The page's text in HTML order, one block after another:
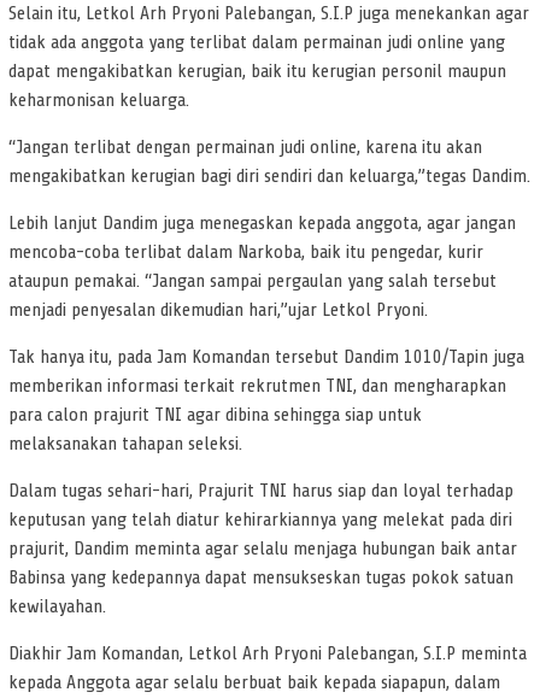
Selain itu, Letkol Arh Pryoni Palebangan, S.I.P juga menekankan agar
tidak ada anggota yang terlibat dalam permainan judi online yang
dapat mengakibatkan kerugian, baik itu kerugian personil maupun
keharmonisan keluarga.
“Jangan terlibat dengan permainan judi online, karena itu akan
mengakibatkan kerugian bagi diri sendiri dan keluarga,”tegas Dandim.
Lebih lanjut Dandim juga menegaskan kepada anggota, agar jangan
mencoba-coba terlibat dalam Narkoba, baik itu pengedar, kurir
ataupun pemakai. “Jangan sampai pergaulan yang salah tersebut
menjadi penyesalan dikemudian hari,”ujar Letkol Pryoni.
Tak hanya itu, pada Jam Komandan tersebut Dandim 1010/Tapin juga
memberikan informasi terkait rekrutmen TNI, dan mengharapkan
para calon prajurit TNI agar dibina sehingga siap untuk
melaksanakan tahapan seleksi.
Dalam tugas sehari-hari, Prajurit TNI harus siap dan loyal terhadap
keputusan yang telah diatur kehirarkiannya yang melekat pada diri
prajurit, Dandim meminta agar selalu menjaga hubungan baik antar
Babinsa yang kedepannya dapat mensukseskan tugas pokok satuan
kewilayahan.
Diakhir Jam Komandan, Letkol Arh Pryoni Palebangan, S.I.P meminta
kepada Anggota agar selalu berbuat baik kepada siapapun, dalam